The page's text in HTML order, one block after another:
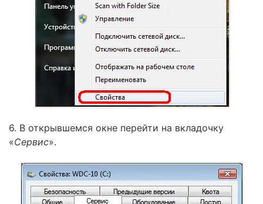
6. В открывшемся окне перейти на вкладочку
«Сервис».